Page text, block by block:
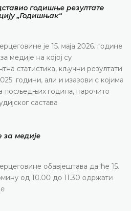
годишње резултате
„Годишњак“
је 15. маја 2026. године
медије на којој су
статистика, кључни резултати
години, али и изазови с којима
посљедњих година, нарочито
састава
за медије
обавјештава да ће 15.
од 10.00 до 11.30 одржати